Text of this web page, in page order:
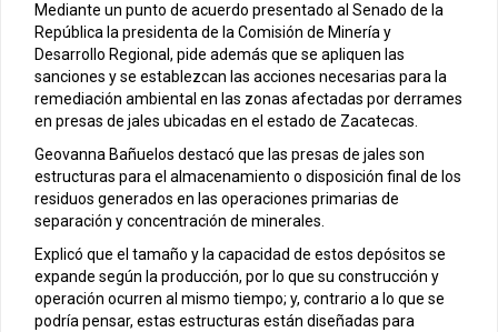
Mediante un punto de acuerdo presentado al Senado de la
República la presidenta de la Comisión de Minería y
Desarrollo Regional, pide además que se apliquen las
sanciones y se establezcan las acciones necesarias para la
remediación ambiental en las zonas afectadas por derrames
en presas de jales ubicadas en el estado de Zacatecas.
Geovanna Bañuelos destacó que las presas de jales son
estructuras para el almacenamiento o disposición final de los
residuos generados en las operaciones primarias de
separación y concentración de minerales.
Explicó que el tamaño y la capacidad de estos depósitos se
expande según la producción, por lo que su construcción y
operación ocurren al mismo tiempo; y, contrario a lo que se
podría pensar, estas estructuras están diseñadas para